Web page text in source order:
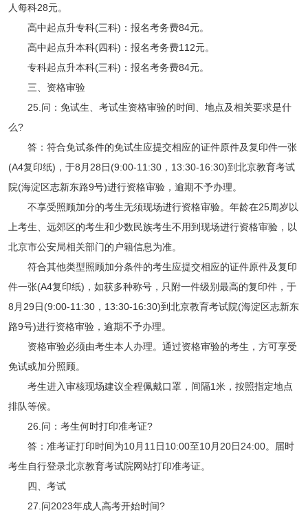
人每科28元。
高中起点升专科(三科)：报名考务费84元。
高中起点升本科(四科)：报名考务费112元。
专科起点升本科(三科)：报名考务费84元。
三、资格审验
25.问：免试生、考试生资格审验的时间、地点及相关要求是什
么?
答：符合免试条件的免试生应提交相应的证件原件及复印件一张
(A4复印纸)，于8月28日(9:00-11:30，13:30-16:30)到北京教育考试
院(海淀区志新东路9号)进行资格审验，逾期不予办理。
不享受照顾加分的考生无须现场进行资格审验。年龄在25周岁以
上考生、远郊区的考生和少数民族考生不用到现场进行资格审验，以
北京市公安局相关部门的户籍信息为准。
符合其他类型照顾加分条件的考生应提交相应的证件原件及复印
件一张(A4复印纸)，如获多种称号，只附一件级别最高的复印件，于
8月29日(9:00-11:30，13:30-16:30)到北京教育考试院(海淀区志新东
路9号)进行资格审验，逾期不予办理。
资格审验必须由考生本人办理。通过资格审验的考生，方可享受
免试或加分照顾。
考生进入审核现场建议全程佩戴口罩，间隔1米，按照指定地点
排队等候。
26.问：考生何时打印准考证?
答：准考证打印时间为10月11日10:00至10月20日24:00。届时
考生自行登录北京教育考试院网站打印准考证。
四、考试
27.问2023年成人高考开始时间?